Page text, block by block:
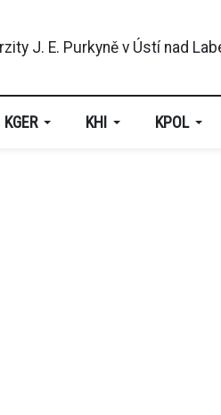
KGER KHI KPOL